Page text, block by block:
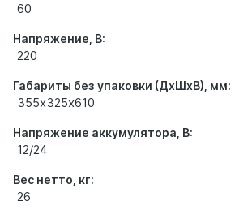
60
Напряжение, В:
220
Габариты без упаковки (ДхШхВ), мм:
355х325х610
Напряжение аккумулятора, В:
12/24
Вес нетто, кг:
26